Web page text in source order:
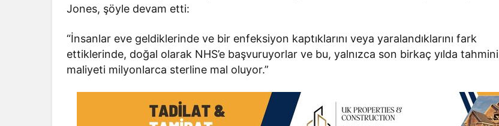
Jones, şöyle devam etti:
“İnsanlar eve geldiklerinde ve bir enfeksiyon kaptıklarını veya yaralandıklarını fark
ettiklerinde, doğal olarak NHS’e başvuruyorlar ve bu, yalnızca son birkaç yılda tahmini
maliyeti milyonlarca sterline mal oluyor.”